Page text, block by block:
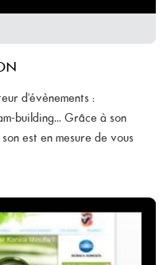
d'évènements :
building... Grâce à son
est en mesure de vous